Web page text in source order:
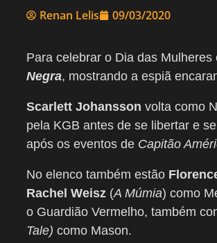
Renan Lelis 09/03/2020
Para celebrar o Dia das Mulheres
Negra, mostrando a espiã
Scarlett Johansson volta como
pela KGB antes de se libertar e
após os eventos de Capitão
No elenco também estão
Rachel Weisz (A Múmia) como
o Guardião Vermelho, também
Tale) como Mason.